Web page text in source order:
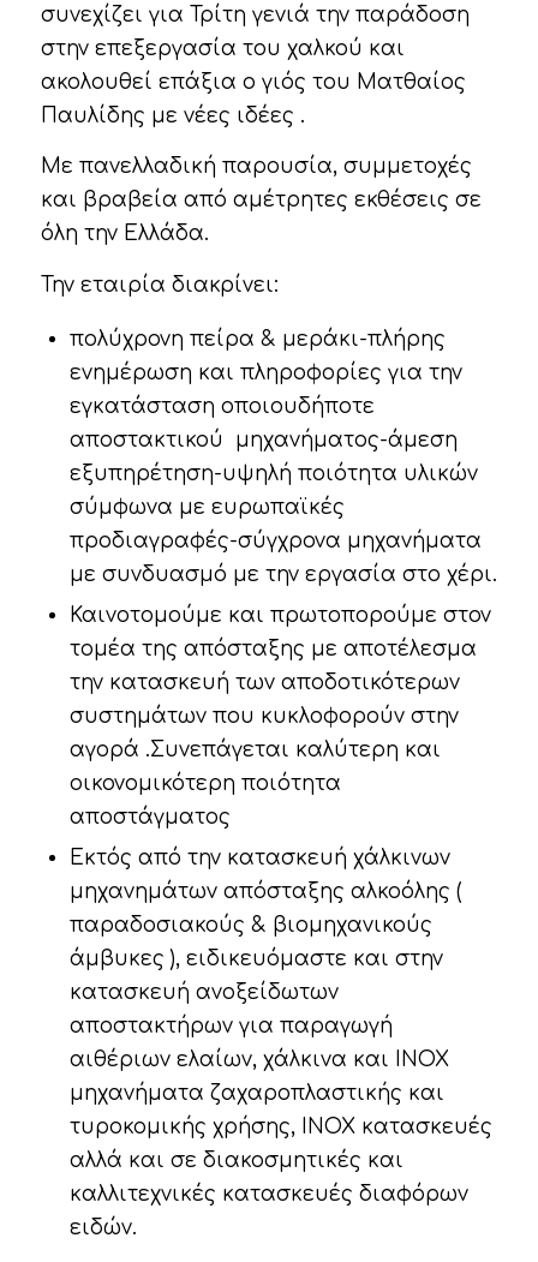
συνεχίζει για Τρίτη γενιά την παράδοση
στην επεξεργασία του χαλκού και
ακολουθεί επάξια ο γιός του Ματθαίος
Παυλίδης με νέες ιδέες .
Με πανελλαδική παρουσία, συμμετοχές
και βραβεία από αμέτρητες εκθέσεις σε
όλη την Ελλάδα.
Την εταιρία διακρίνει:
πολύχρονη πείρα & μεράκι-πλήρης
ενημέρωση και πληροφορίες για την
εγκατάσταση οποιουδήποτε
αποστακτικού μηχανήματος-άμεση
εξυπηρέτηση-υψηλή ποιότητα υλικών
σύμφωνα με ευρωπαϊκές
προδιαγραφές-σύγχρονα μηχανήματα
με συνδυασμό με την εργασία στο χέρι.
Καινοτομούμε και πρωτοπορούμε στον
τομέα της απόσταξης με αποτέλεσμα
την κατασκευή των αποδοτικότερων
συστημάτων που κυκλοφορούν στην
αγορά .Συνεπάγεται καλύτερη και
οικονομικότερη ποιότητα
αποστάγματος
Εκτός από την κατασκευή χάλκινων
μηχανημάτων απόσταξης αλκοόλης (
παραδοσιακούς & βιομηχανικούς
άμβυκες ), ειδικευόμαστε και στην
κατασκευή ανοξείδωτων
αποστακτήρων για παραγωγή
αιθέριων ελαίων, χάλκινα και ΙΝΟΧ
μηχανήματα ζαχαροπλαστικής και
τυροκομικής χρήσης, ΙΝΟΧ κατασκευές
αλλά και σε διακοσμητικές και
καλλιτεχνικές κατασκευές διαφόρων
ειδών.